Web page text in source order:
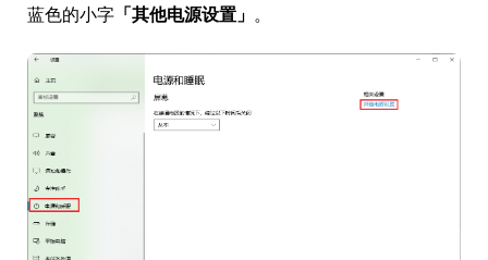
蓝色的小字 「其他电源设置」 。